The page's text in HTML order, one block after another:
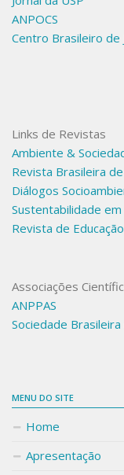
ANPOCS
Centro Brasileiro de
Links de Revistas
Ambiente &
Revista Brasileira
Diálogos
Sustentabilidade
Revista de
Associações
ANPPAS
Sociedade
MENU DO SITE
Home
Apresentação